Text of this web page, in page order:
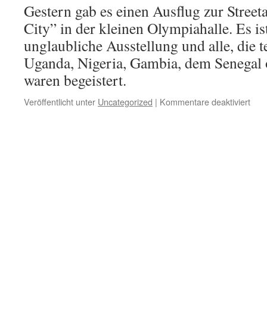
Gestern gab es einen Ausflug zur
City” in der kleinen Olympiahalle. Es
unglaubliche Ausstellung und alle, die
Uganda, Nigeria, Gambia, dem
waren begeistert.
Veröffentlicht unter Uncategorized | Kommentare deaktiviert